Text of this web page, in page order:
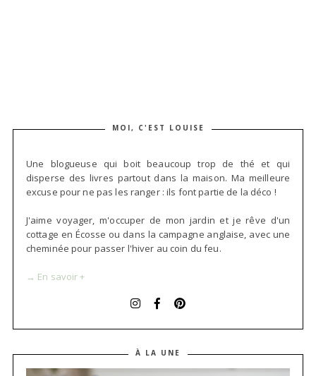
MOI, C'EST LOUISE
Une blogueuse qui boit beaucoup trop de thé et qui
disperse des livres partout dans la maison. Ma meilleure
excuse pour ne pas les ranger : ils font partie de la déco !
J'aime voyager, m'occuper de mon jardin et je rêve d'un
cottage en Écosse ou dans la campagne anglaise, avec une
cheminée pour passer l'hiver au coin du feu.
→ En savoir +
À LA UNE